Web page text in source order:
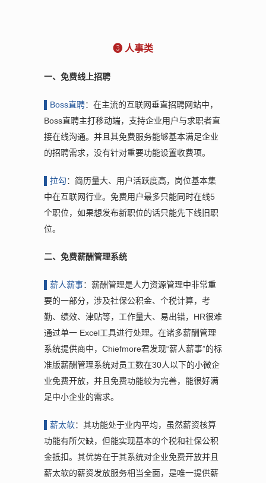
❸ 人事类
一、免费线上招聘
▌Boss直聘：在主流的互联网垂直招聘网站中，
Boss直聘主打移动端，支持企业用户与求职者直
接在线沟通。并且其免费服务能够基本满足企业
的招聘需求，没有针对重要功能设置收费项。
▌拉勾：简历量大、用户活跃度高，岗位基本集
中在互联网行业。免费用户最多只能同时在线5
个职位，如果想发布新职位的话只能先下线旧职
位。
二、免费薪酬管理系统
▌薪人薪事：薪酬管理是人力资源管理中非常重
要的一部分，涉及社保公积金、个税计算，考
勤、绩效、津贴等，工作量大、易出错，HR很难
通过单一 Excel工具进行处理。在诸多薪酬管理
系统提供商中，Chiefmore君发现“薪人薪事”的标
准版薪酬管理系统对员工数在30人以下的小微企
业免费开放，并且免费功能较为完善，能很好满
足中小企业的需求。
▌薪太软：其功能处于业内平均，虽然薪资核算
功能有所欠缺，但能实现基本的个税和社保公积
金抵扣。其优势在于其系统对企业免费开放并且
薪太软的薪资发放服务相当全面，是唯一提供薪